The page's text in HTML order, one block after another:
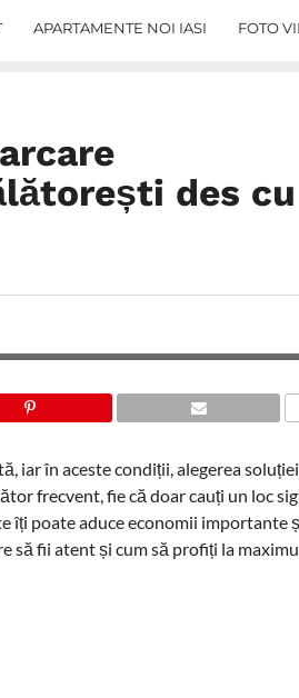
APARTAMENTE NOI IASI FOTO
des cu
în aceste condiții, alegerea
frecvent, fie că doar cauți un loc
îți poate aduce economii importante
să fii atent și cum să profiți la